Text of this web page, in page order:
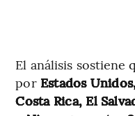
El análisis sostiene
por Estados
Costa Rica, El